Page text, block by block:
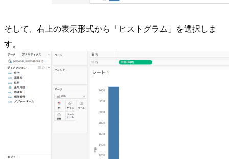
そして、右上の表示形式から「ヒストグラム」を選択しま
す。